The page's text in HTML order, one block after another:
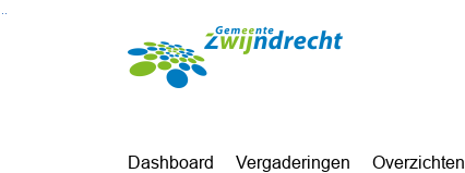
Ga naar de inhoud van deze pagina
Dashboard Vergaderingen Overzichten